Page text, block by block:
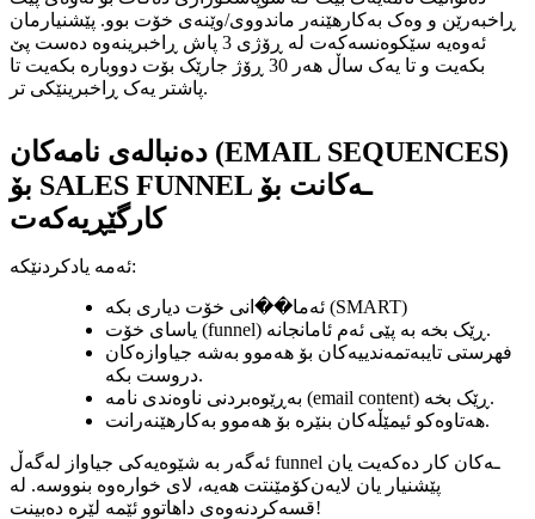
ڕاخبەرێن و وەک بەکارهێنەر ماندووی/وێنەی خۆت بوو. پێشنیارمان
ئەوەیە سێکوەنسەکەت لە ڕۆژی 3 پاش ڕاخبرینەوە دەست پێ
بکەیت و تا یەک ساڵ هەر 30 ڕۆژ جارێک بۆت دووبارە بکەیت تا
پاشتر یەک ڕاخبرینێکی تر.
دەنباله‌ی نامەکان (EMAIL SEQUENCES)
بۆ SALES FUNNEL ـەکانت بۆ
کارگێڕیەکەت
ئەمە یادکردنێکە:
ئەما��انی خۆت دیاری بکە (SMART)
یاسای خۆت (funnel) ڕێک بخە بە پێی ئەم ئامانجانە.
فهرستی تایبەتمەندییەکان بۆ هەموو بەشە جیاوازەکان
دروست بکە.
بەڕێوەبردنی ناوەندی نامە (email content) ڕێک بخە.
هەتاوەکو ئیمێڵەکان بنێرە بۆ هەموو بەکارهێنەرانت.
ئەگەر بە شێوەیەکی جیاواز لەگەڵ funnel ـەکان کار دەکەیت یان
پێشنیار یان لایەن‌کۆمێنتت هەیە، لای خوارەوە بنووسە. لە
قسەکردنەوەی داهاتوو ئێمە لێرە دەبینت!